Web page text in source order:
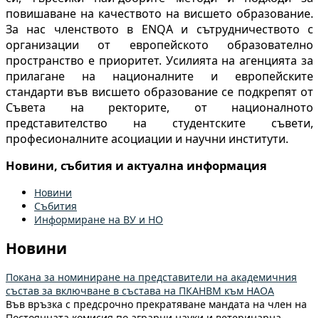
повишаване на качеството на висшето образование.
За нас членството в ENQA и сътрудничеството с
организации от европейското образователно
пространство е приоритет. Усилията на агенцията за
прилагане на националните и европейските
стандарти във висшето образование се подкрепят от
Съвета на ректорите, от националното
представителство на студентските съвети,
професионалните асоциации и научни институти.
Новини, събития и актуална информация
Новини
Събития
Информиране на ВУ и НО
Новини
Покана за номиниране на представители на академичния
състав за включване в състава на ПКАНВМ към НАОА
Във връзка с предсрочно прекратяване мандата на член на